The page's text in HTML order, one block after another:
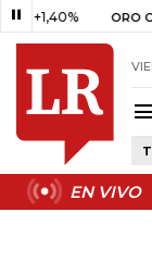
ORO
EN VIVO
EN VIVO